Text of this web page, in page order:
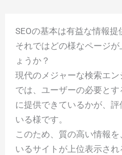
SEOの基本は有益な情報提
それではどの様なページ
ょうか？
現代のメジャーな検索エン
では、ユーザーの必要と
に提供できているかが、
いる様です。
このため、質の高い情報
いるサイトが上位表示され